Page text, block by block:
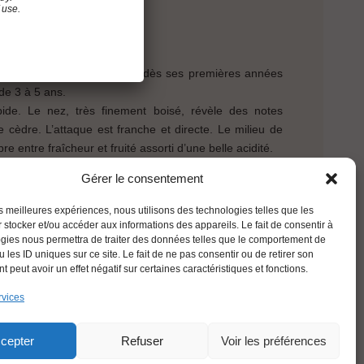
Gérer le consentement
meilleures expériences, nous utilisons des technologies telles que les
stocker et/ou accéder aux informations des appareils. Le fait de consentir à
nous permettra de traiter des données telles que le comportement de
les ID uniques sur ce site. Le fait de ne pas consentir ou de retirer son
peut avoir un effet négatif sur certaines caractéristiques et fonctions.
Refuser Voir les préférences
est un vin qui s’apprécie dès ses premières années
3 à 5 ans.
Le nez, très finement boisé, révèle des notes
cèdre. L’attaque est franche et directe. Le milieu de
entre fraîcheur et fruité assorti d’une belle acidité.